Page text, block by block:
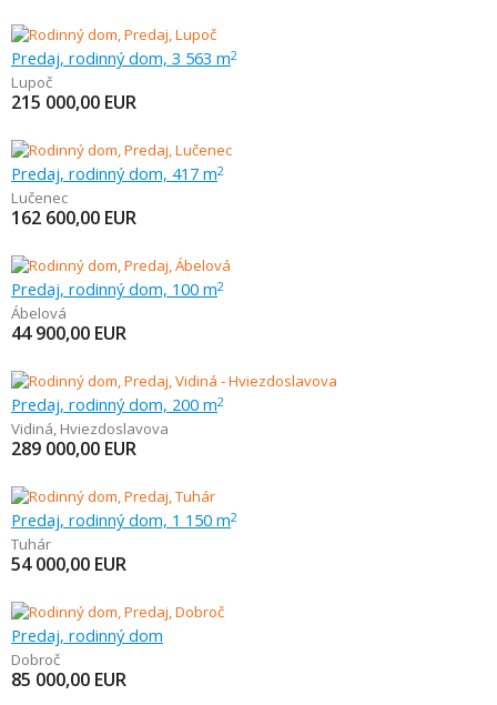
Predaj, rodinný dom, 3 563 m2
Lupoč
215 000,00 EUR
Predaj, rodinný dom, 417 m2
Lučenec
162 600,00 EUR
Predaj, rodinný dom, 100 m2
Ábelová
44 900,00 EUR
Predaj, rodinný dom, 200 m2
Vidiná, Hviezdoslavova
289 000,00 EUR
Predaj, rodinný dom, 1 150 m2
Tuhár
54 000,00 EUR
Predaj, rodinný dom
Dobroč
85 000,00 EUR